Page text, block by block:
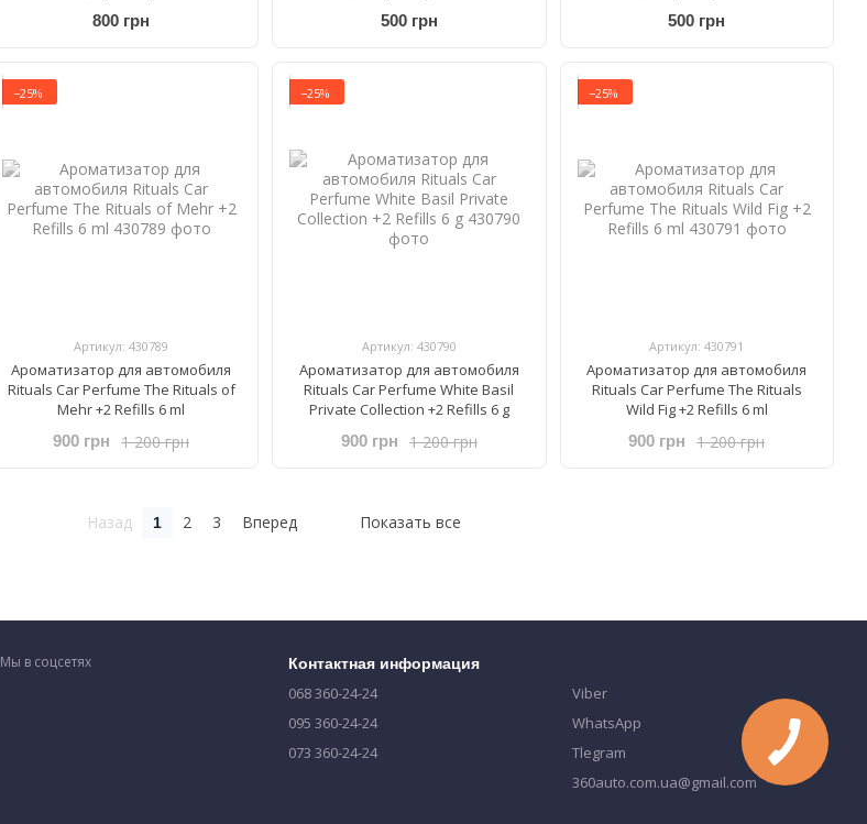
800 грн 500 грн 500 грн
−25%
Артикул: 430789
Ароматизатор для автомобиля
Rituals ​Car Perfume The Rituals of
Mehr +2 Refills 6 ml
1 200 грн
900 грн
−25%
Артикул: 430790
Ароматизатор для автомобиля
Rituals ​Car Perfume ​White Basil
Private Collection +2 Refills 6 g
1 200 грн
900 грн
−25%
Артикул: 430791
Ароматизатор для автомобиля
Rituals ​Car Perfume The Rituals
Wild Fig +2 Refills 6 ml
1 200 грн
900 грн
Назад 1 2 3 Вперед Показать все
Мы в соцсетях Контактная информация
068 360-24-24
095 360-24-24
073 360-24-24
Viber
WhatsApp
Tlegram
360auto.com.ua@gmail.com